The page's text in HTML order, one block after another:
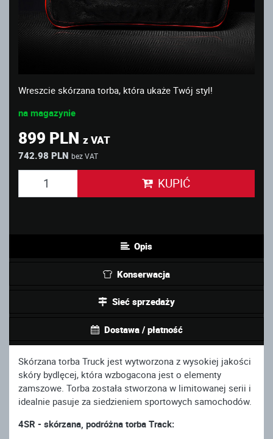
Wreszcie skórzana torba, która ukaże Twój styl!
na magazynie
899 PLN z VAT
742.98 PLN bez VAT
KUPIĆ
Opis
Konserwacja
Sieć sprzedaży
Dostawa / płatność
Skórzana torba Truck jest wytworzona z wysokiej jakości
skóry bydlęcej, która wzbogacona jest o elementy
zamszowe. Torba została stworzona w limitowanej serii i
idealnie pasuje za siedzieniem sportowych samochodów.
4SR - skórzana, podróżna torba Track: